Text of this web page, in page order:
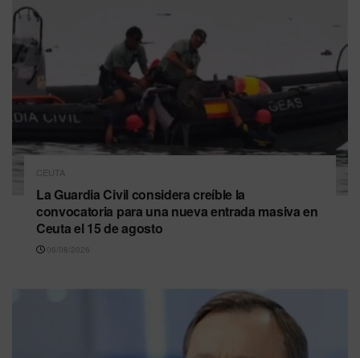
CEUTA
La Guardia Civil considera creíble la
convocatoria para una nueva entrada masiva en
Ceuta el 15 de agosto
06/08/2026